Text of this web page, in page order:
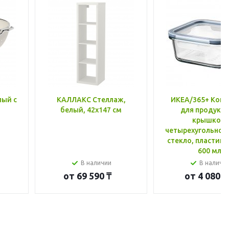
с
КАЛЛАКС Стеллаж,
белый, 42x147 см
В наличии
от 69 590 ₸
ИКЕА/365+
для
крышкой,
стекло, пластик
600 мл
В
от 4 080 ₸